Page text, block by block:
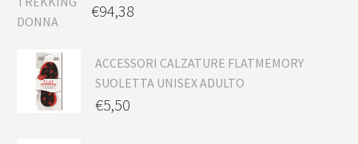
€94,38
ACCESSORI CALZATURE FLATMEMORY
SUOLETTA UNISEX ADULTO
€5,50